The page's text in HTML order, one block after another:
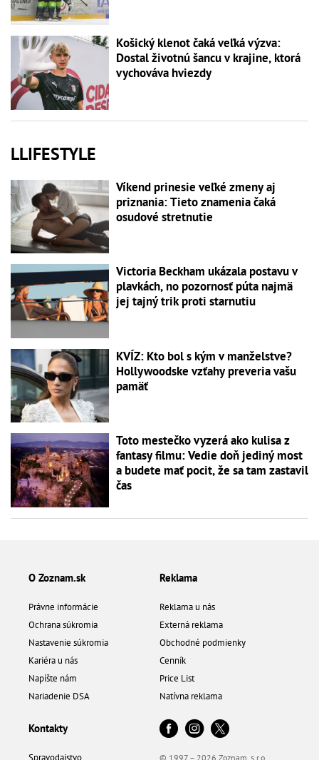
Košický klenot čaká veľká výzva:
Dostal životnú šancu v krajine, ktorá
vychováva hviezdy
LLIFESTYLE
Víkend prinesie veľké zmeny aj
priznania: Tieto znamenia čaká
osudové stretnutie
Victoria Beckham ukázala postavu v
plavkách, no pozornosť púta najmä
jej tajný trik proti starnutiu
KVÍZ: Kto bol s kým v manželstve?
Hollywoodske vzťahy preveria vašu
pamäť
Toto mestečko vyzerá ako kulisa z
fantasy filmu: Vedie doň jediný most
a budete mať pocit, že sa tam zastavil
čas
O Zoznam.sk
Právne informácie
Ochrana súkromia
Nastavenie súkromia
Kariéra u nás
Napíšte nám
Nariadenie DSA
Reklama
Reklama u nás
Externá reklama
Obchodné podmienky
Cenník
Price List
Natívna reklama
Kontakty
Spravodajstvo © 1997 – 2026 Zoznam, s.r.o.